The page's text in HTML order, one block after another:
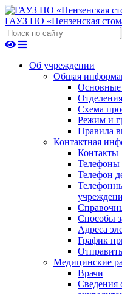
ГАУЗ ПО «Пензенская
Об учреждении
Общая
Основные
Отделения
Схема
Режим и
Правила
Контактная
Контакты
Телефоны
Телефон
Способы
Адреса
График
Медицинские
Врачи
Сведения